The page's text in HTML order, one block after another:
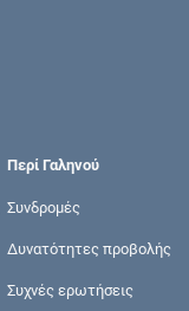
Περί Γαληνού
Συνδρομές
Δυνατότητες προβολής
Συχνές ερωτήσεις